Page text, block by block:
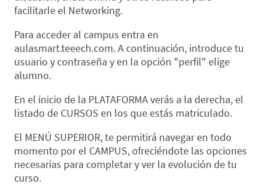
facilitarle el Networking.
Para acceder al campus entra en
aulasmart.teeech.com. A continuación, introduce tu
usuario y contraseña y en la opción "perfil" elige
alumno.
En el inicio de la PLATAFORMA verás a la derecha, el
listado de CURSOS en los que estás matriculado.
El MENÚ SUPERIOR, te permitirá navegar en todo
momento por el CAMPUS, ofreciéndote las opciones
necesarias para completar y ver la evolución de tu
curso.